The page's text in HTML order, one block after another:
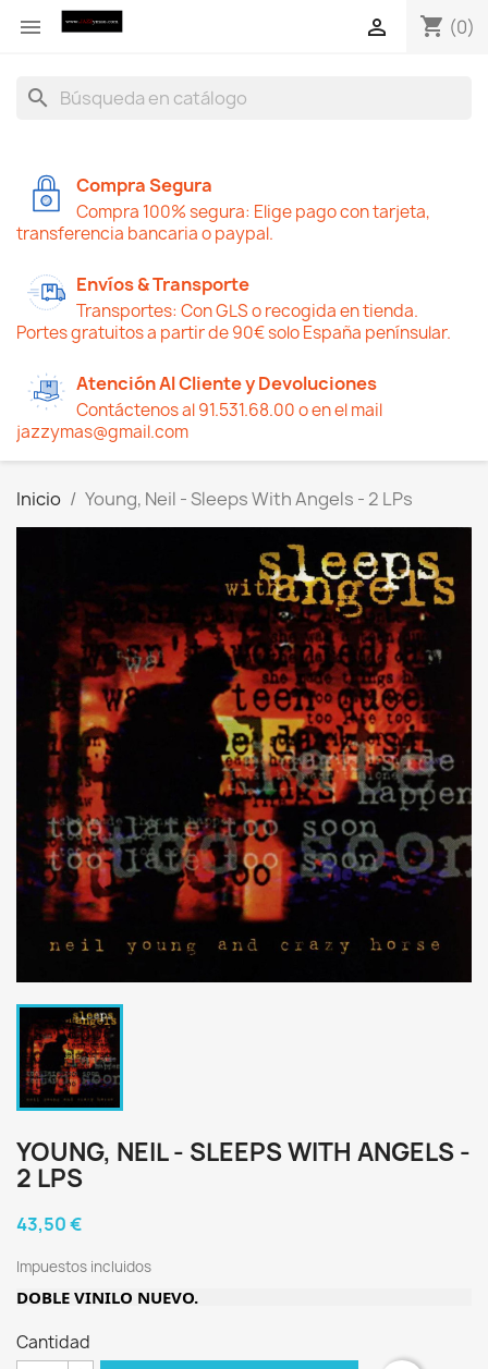
 shopping_cart (0)

search
Compra Segura
Compra 100% segura: Elige pago con tarjeta,
transferencia bancaria o paypal.
Envíos & Transporte
Transportes: Con GLS o recogida en tienda.
Portes gratuitos a partir de 90€ solo España penínsular.
Atención Al Cliente y Devoluciones
Contáctenos al 91.531.68.00 o en el mail
jazzymas@gmail.com
Inicio Young, Neil - Sleeps With Angels - 2 LPs
YOUNG, NEIL - SLEEPS WITH ANGELS -
2 LPS
43,50 €
Impuestos incluidos
DOBLE VINILO NUEVO.
Cantidad